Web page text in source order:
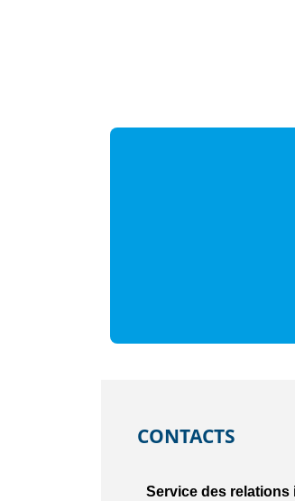
CONTACTS
Service des relations